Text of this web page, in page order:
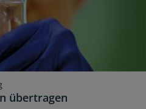
übertragen